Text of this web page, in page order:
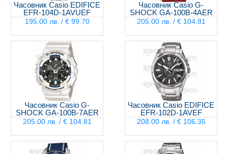
Часовник Casio EDIFICE
EFR-104D-1AVUEF
195.00 лв. / € 99.70
Часовник Casio G-
SHOCK GA-100B-4AER
205.00 лв. / € 104.81
Часовник Casio G-
SHOCK GA-100B-7AER
205.00 лв. / € 104.81
Часовник Casio EDIFICE
EFR-102D-1AVEF
208.00 лв. / € 106.35